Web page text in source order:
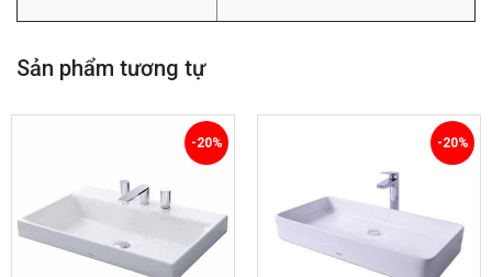
Sản phẩm tương tự
-20% -20%